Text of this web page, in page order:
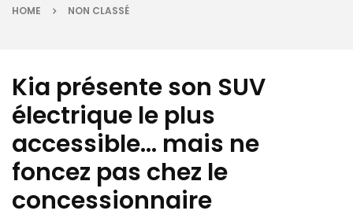
HOME NON CLASSÉ
Kia présente son SUV
électrique le plus
accessible… mais ne
foncez pas chez le
concessionnaire